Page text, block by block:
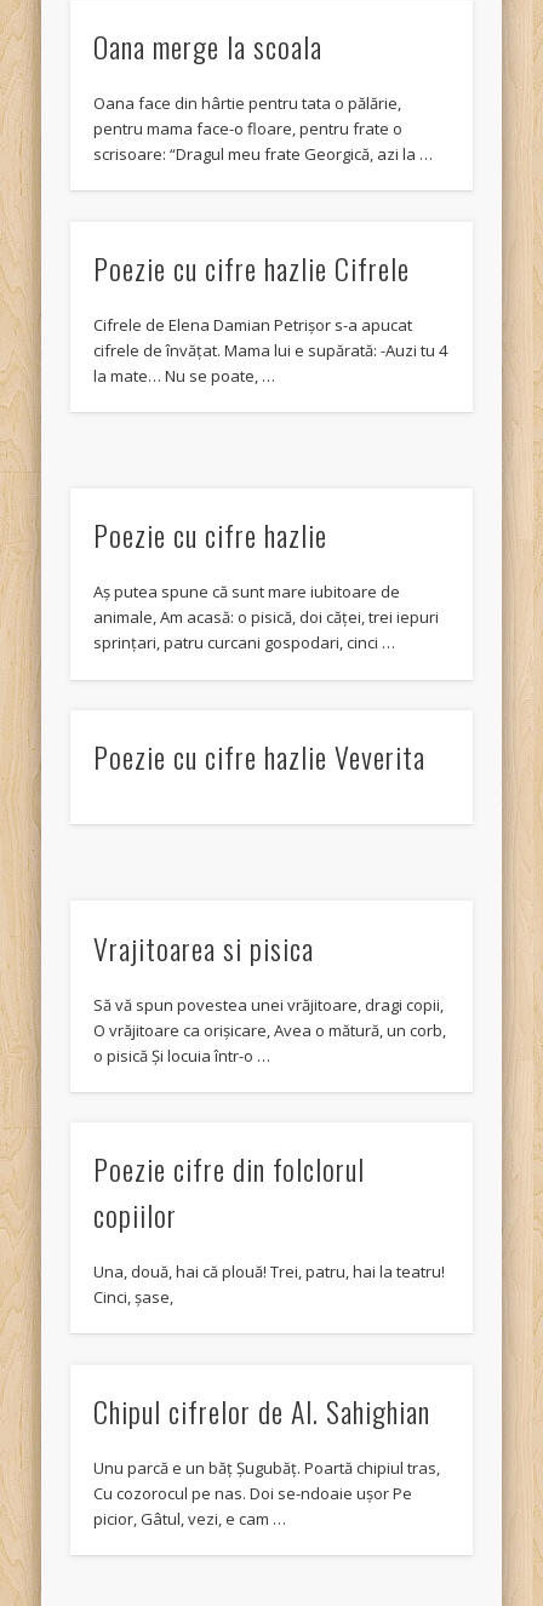
Oana merge la scoala
Oana face din hârtie pentru tata o pălărie,
pentru mama face-o floare, pentru frate o
scrisoare: “Dragul meu frate Georgică, azi la …
Poezie cu cifre hazlie Cifrele
Cifrele de Elena Damian Petrișor s-a apucat
cifrele de învățat. Mama lui e supărată: -Auzi tu 4
la mate… Nu se poate, …
Poezie cu cifre hazlie
Aș putea spune că sunt mare iubitoare de
animale, Am acasă: o pisică, doi căței, trei iepuri
sprințari, patru curcani gospodari, cinci …
Poezie cu cifre hazlie Veverita
Vrajitoarea si pisica
Să vă spun povestea unei vrăjitoare, dragi copii,
O vrăjitoare ca orișicare, Avea o mătură, un corb,
o pisică Și locuia într-o …
Poezie cifre din folclorul
copiilor
Una, două, hai că plouă! Trei, patru, hai la teatru!
Cinci, șase,
Chipul cifrelor de Al. Sahighian
Unu parcă e un băţ Şugubăţ. Poartă chipiul tras,
Cu cozorocul pe nas. Doi se-ndoaie uşor Pe
picior, Gâtul, vezi, e cam …